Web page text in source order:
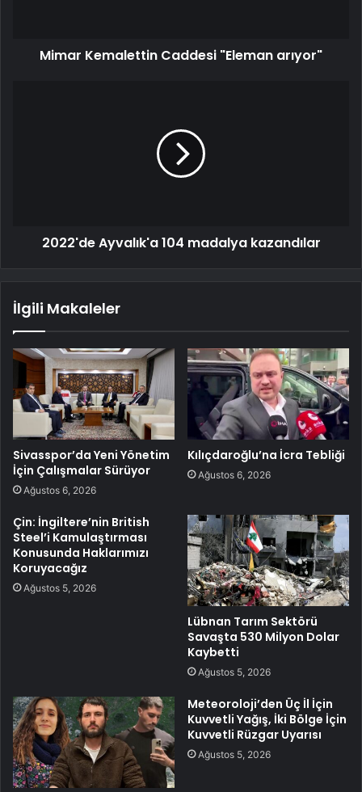
Mimar Kemalettin Caddesi "Eleman arıyor"
2022'de Ayvalık'a 104 madalya kazandılar
İlgili Makaleler
Sivasspor’da Yeni Yönetim
İçin Çalışmalar Sürüyor
Ağustos 6, 2026
Kılıçdaroğlu’na İcra Tebliği
Ağustos 6, 2026
Çin: İngiltere’nin British
Steel’i Kamulaştırması
Konusunda Haklarımızı
Koruyacağız
Ağustos 5, 2026
Lübnan Tarım Sektörü
Savaşta 530 Milyon Dolar
Kaybetti
Ağustos 5, 2026
Meteoroloji’den Üç İl İçin
Kuvvetli Yağış, İki Bölge İçin
Kuvvetli Rüzgar Uyarısı
Ağustos 5, 2026